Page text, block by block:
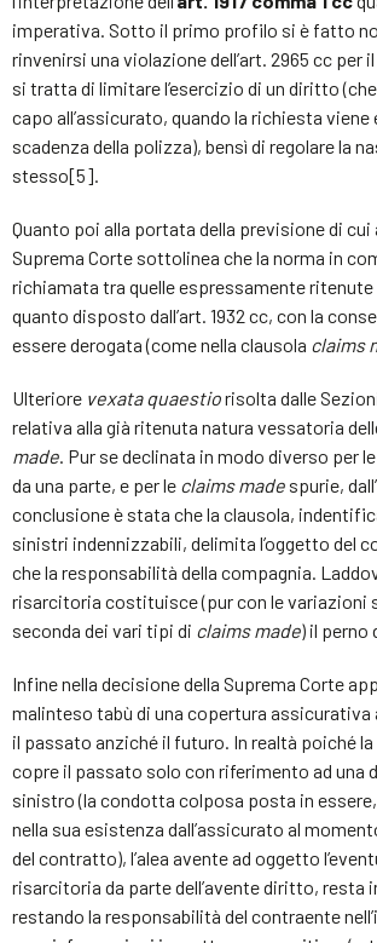
imperativa. Sotto il primo profilo si è fatto
rinvenirsi una violazione dell’art. 2965 cc per
si tratta di limitare l’esercizio di un diritto
capo all’assicurato, quando la richiesta
scadenza della polizza), bensì di regolare la
stesso[5].
Quanto poi alla portata della previsione di cui
Suprema Corte sottolinea che la norma in
richiamata tra quelle espressamente
quanto disposto dall’art. 1932 cc, con la
essere derogata (come nella clausola claims
Ulteriore vexata quaestiorisolta dalle
relativa alla già ritenuta natura vessatoria
made. Pur se declinata in modo diverso per le
da una parte, e per le claims made spurie,
conclusione è stata che la clausola,
sinistri indennizzabili, delimita l’oggetto del
che la responsabilità della compagnia.
risarcitoria costituisce (pur con le variazioni
seconda dei vari tipi di claims made) il perno
Infine nella decisione della Suprema Corte
malinteso tabù di una copertura assicurativa
il passato anziché il futuro. In realtà poiché la
copre il passato solo con riferimento ad una
sinistro (la condotta colposa posta in
nella sua esistenza dall’assicurato al
del contratto), l’alea avente ad oggetto
risarcitoria da parte dell’avente diritto, resta
restando la responsabilità del contraente